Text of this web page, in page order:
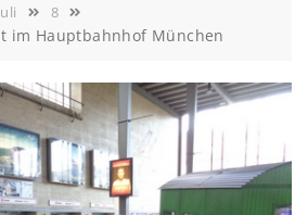
8
im Hauptbahnhof München